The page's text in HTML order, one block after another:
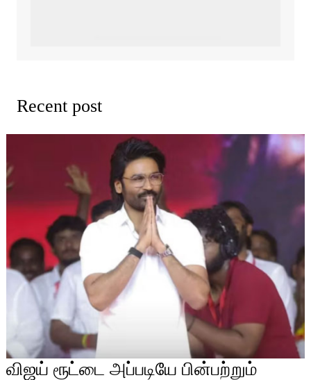
Recent post
விஜய் ரூட்டை அப்படியே பின்பற்றும்